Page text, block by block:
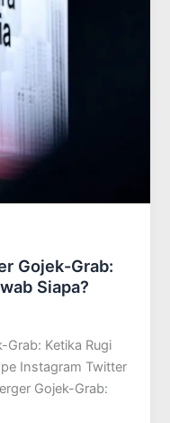
Gojek-Grab:
Siapa?
Grab: Ketika Rugi
Instagram Twitter
Gojek-Grab: